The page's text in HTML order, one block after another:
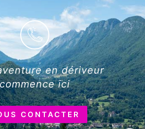
en dériveur
ici
CONTACTER